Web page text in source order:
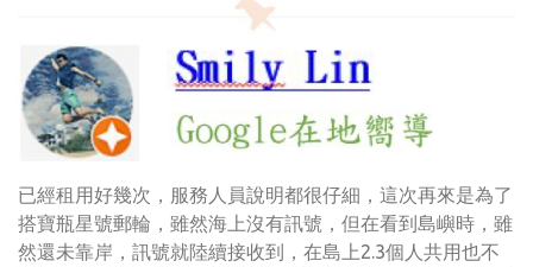
已經租用好幾次，服務人員說明都很仔細，這次再來是為了
搭寶瓶星號郵輪，雖然海上沒有訊號，但在看到島嶼時，雖
然還未靠岸，訊號就陸續接收到，在島上2.3個人共用也不